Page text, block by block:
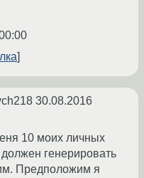
30.08.2016
10 моих личных
генерировать
Предположим я